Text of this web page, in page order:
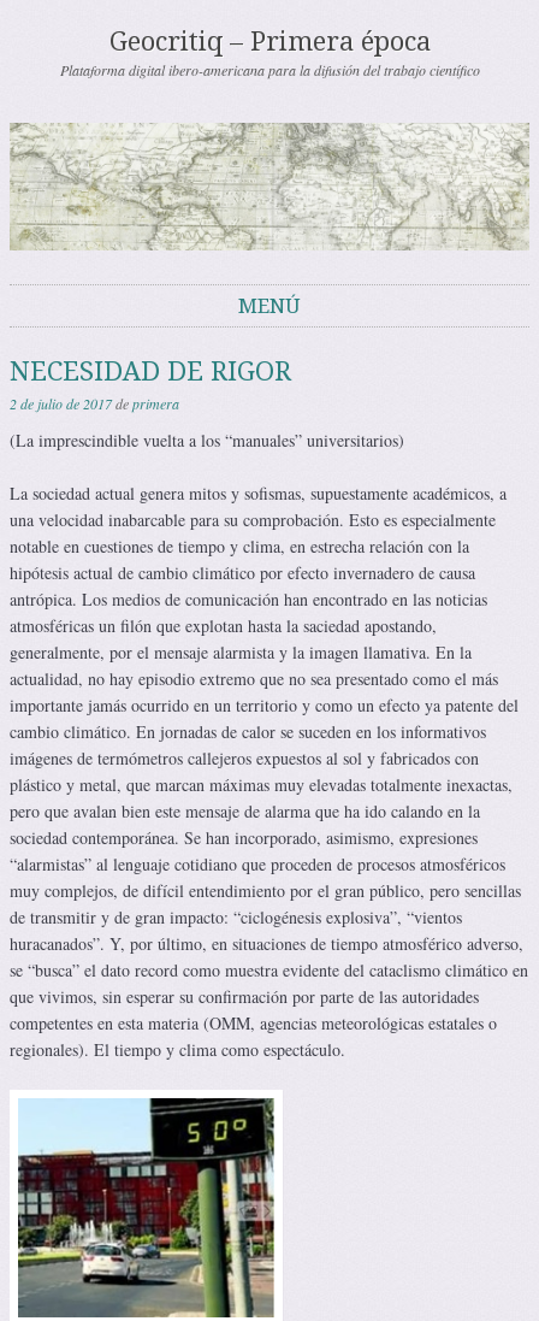
Geocritiq – Primera época
Plataforma digital ibero-americana para la difusión del trabajo científico
MENÚ
NECESIDAD DE RIGOR
2 de julio de 2017deprimera
(La imprescindible vuelta a los “manuales” universitarios)
La sociedad actual genera mitos y sofismas, supuestamente académicos, a
una velocidad inabarcable para su comprobación. Esto es especialmente
notable en cuestiones de tiempo y clima, en estrecha relación con la
hipótesis actual de cambio climático por efecto invernadero de causa
antrópica. Los medios de comunicación han encontrado en las noticias
atmosféricas un filón que explotan hasta la saciedad apostando,
generalmente, por el mensaje alarmista y la imagen llamativa. En la
actualidad, no hay episodio extremo que no sea presentado como el más
importante jamás ocurrido en un territorio y como un efecto ya patente del
cambio climático. En jornadas de calor se suceden en los informativos
imágenes de termómetros callejeros expuestos al sol y fabricados con
plástico y metal, que marcan máximas muy elevadas totalmente inexactas,
pero que avalan bien este mensaje de alarma que ha ido calando en la
sociedad contemporánea. Se han incorporado, asimismo, expresiones
“alarmistas” al lenguaje cotidiano que proceden de procesos atmosféricos
muy complejos, de difícil entendimiento por el gran público, pero sencillas
de transmitir y de gran impacto: “ciclogénesis explosiva”, “vientos
huracanados”. Y, por último, en situaciones de tiempo atmosférico adverso,
se “busca” el dato record como muestra evidente del cataclismo climático en
que vivimos, sin esperar su confirmación por parte de las autoridades
competentes en esta materia (OMM, agencias meteorológicas estatales o
regionales). El tiempo y clima como espectáculo.